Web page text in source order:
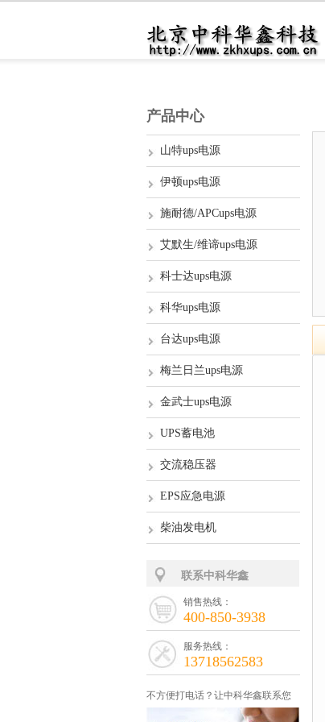
产品中心
山特ups电源
伊顿ups电源
施耐德/APCups电源
艾默生/维谛ups电源
科士达ups电源
科华ups电源
台达ups电源
梅兰日兰ups电源
金武士ups电源
UPS蓄电池
交流稳压器
EPS应急电源
柴油发电机
联系中科华鑫
销售热线：
400-850-3938
服务热线：
13718562583
不方便打电话？让中科华鑫联系您